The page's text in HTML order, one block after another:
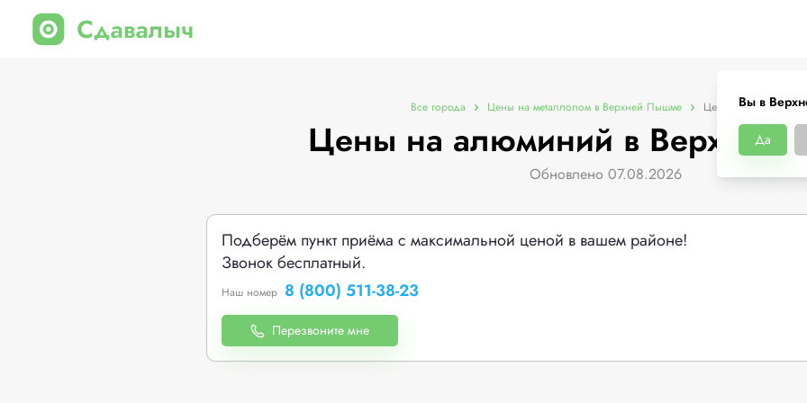
Вы в
Да
Все города Цены на металлолом в Верхней Пышме Цены на алюминий
Цены на алюминий в Верхней
Обновлено 07.08.2026
Подберём пункт приёма с максимальной ценой в вашем районе!
Звонок бесплатный.
Наш номер 8 (800) 511-38-23
Перезвоните мне